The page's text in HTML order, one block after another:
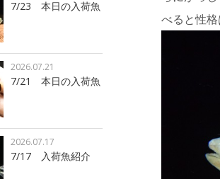
べると性格
7/23 本日の入荷魚
7/21 本日の入荷魚
2026.07.21
7/17 入荷魚紹介
2026.07.17